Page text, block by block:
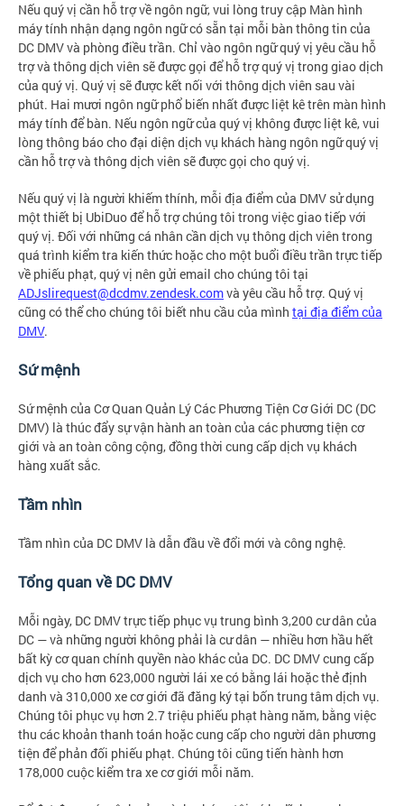
Nếu quý vị cần hỗ trợ về ngôn ngữ, vui lòng truy cập Màn hình
máy tính nhận dạng ngôn ngữ có sẵn tại mỗi bàn thông tin của
DC DMV và phòng điều trần. Chỉ vào ngôn ngữ quý vị yêu cầu hỗ
trợ và thông dịch viên sẽ được gọi để hỗ trợ quý vị trong giao dịch
của quý vị. Quý vị sẽ được kết nối với thông dịch viên sau vài
phút. Hai mươi ngôn ngữ phổ biến nhất được liệt kê trên màn hình
máy tính để bàn. Nếu ngôn ngữ của quý vị không được liệt kê, vui
lòng thông báo cho đại diện dịch vụ khách hàng ngôn ngữ quý vị
cần hỗ trợ và thông dịch viên sẽ được gọi cho quý vị.
Nếu quý vị là người khiếm thính, mỗi địa điểm của DMV sử dụng
một thiết bị UbiDuo để hỗ trợ chúng tôi trong việc giao tiếp với
quý vị. Đối với những cá nhân cần dịch vụ thông dịch viên trong
quá trình kiểm tra kiến thức hoặc cho một buổi điều trần trực tiếp
về phiếu phạt, quý vị nên gửi email cho chúng tôi tại
ADJslirequest@dcdmv.zendesk.comvà yêu cầu hỗ trợ. Quý vị
cũng có thể cho chúng tôi biết nhu cầu của mình tại địa điểm của
DMV.
Sứ mệnh
Sứ mệnh của Cơ Quan Quản Lý Các Phương Tiện Cơ Giới DC (DC
DMV) là thúc đẩy sự vận hành an toàn của các phương tiện cơ
giới và an toàn công cộng, đồng thời cung cấp dịch vụ khách
hàng xuất sắc.
Tầm nhìn
Tầm nhìn của DC DMV là dẫn đầu về đổi mới và công nghệ.
Tổng quan về DC DMV
Mỗi ngày, DC DMV trực tiếp phục vụ trung bình 3,200 cư dân của
DC — và những người không phải là cư dân — nhiều hơn hầu hết
bất kỳ cơ quan chính quyền nào khác của DC. DC DMV cung cấp
dịch vụ cho hơn 623,000 người lái xe có bằng lái hoặc thẻ định
danh và 310,000 xe cơ giới đã đăng ký tại bốn trung tâm dịch vụ.
Chúng tôi phục vụ hơn 2.7 triệu phiếu phạt hàng năm, bằng việc
thu các khoản thanh toán hoặc cung cấp cho người dân phương
tiện để phản đối phiếu phạt. Chúng tôi cũng tiến hành hơn
178,000 cuộc kiểm tra xe cơ giới mỗi năm.